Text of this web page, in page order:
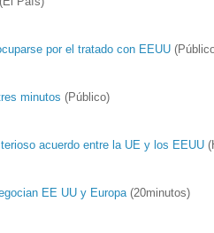
por el tratado con EEUU
minutos (Público)
acuerdo entre la UE y los EEUU
EE UU y Europa(20minutos)